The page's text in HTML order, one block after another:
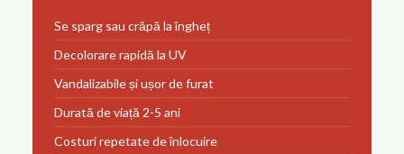
Se sparg sau crăpă la îngheț
Decolorare rapidă la UV
Vandalizabile și ușor de furat
Durată de viață 2-5 ani
Costuri repetate de înlocuire